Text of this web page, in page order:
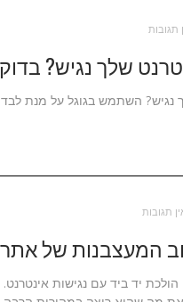
תגובות
שלך נגיש?
השתמש בגוגל על מנת
תגובות
הולכת יד ביד עם נגישות